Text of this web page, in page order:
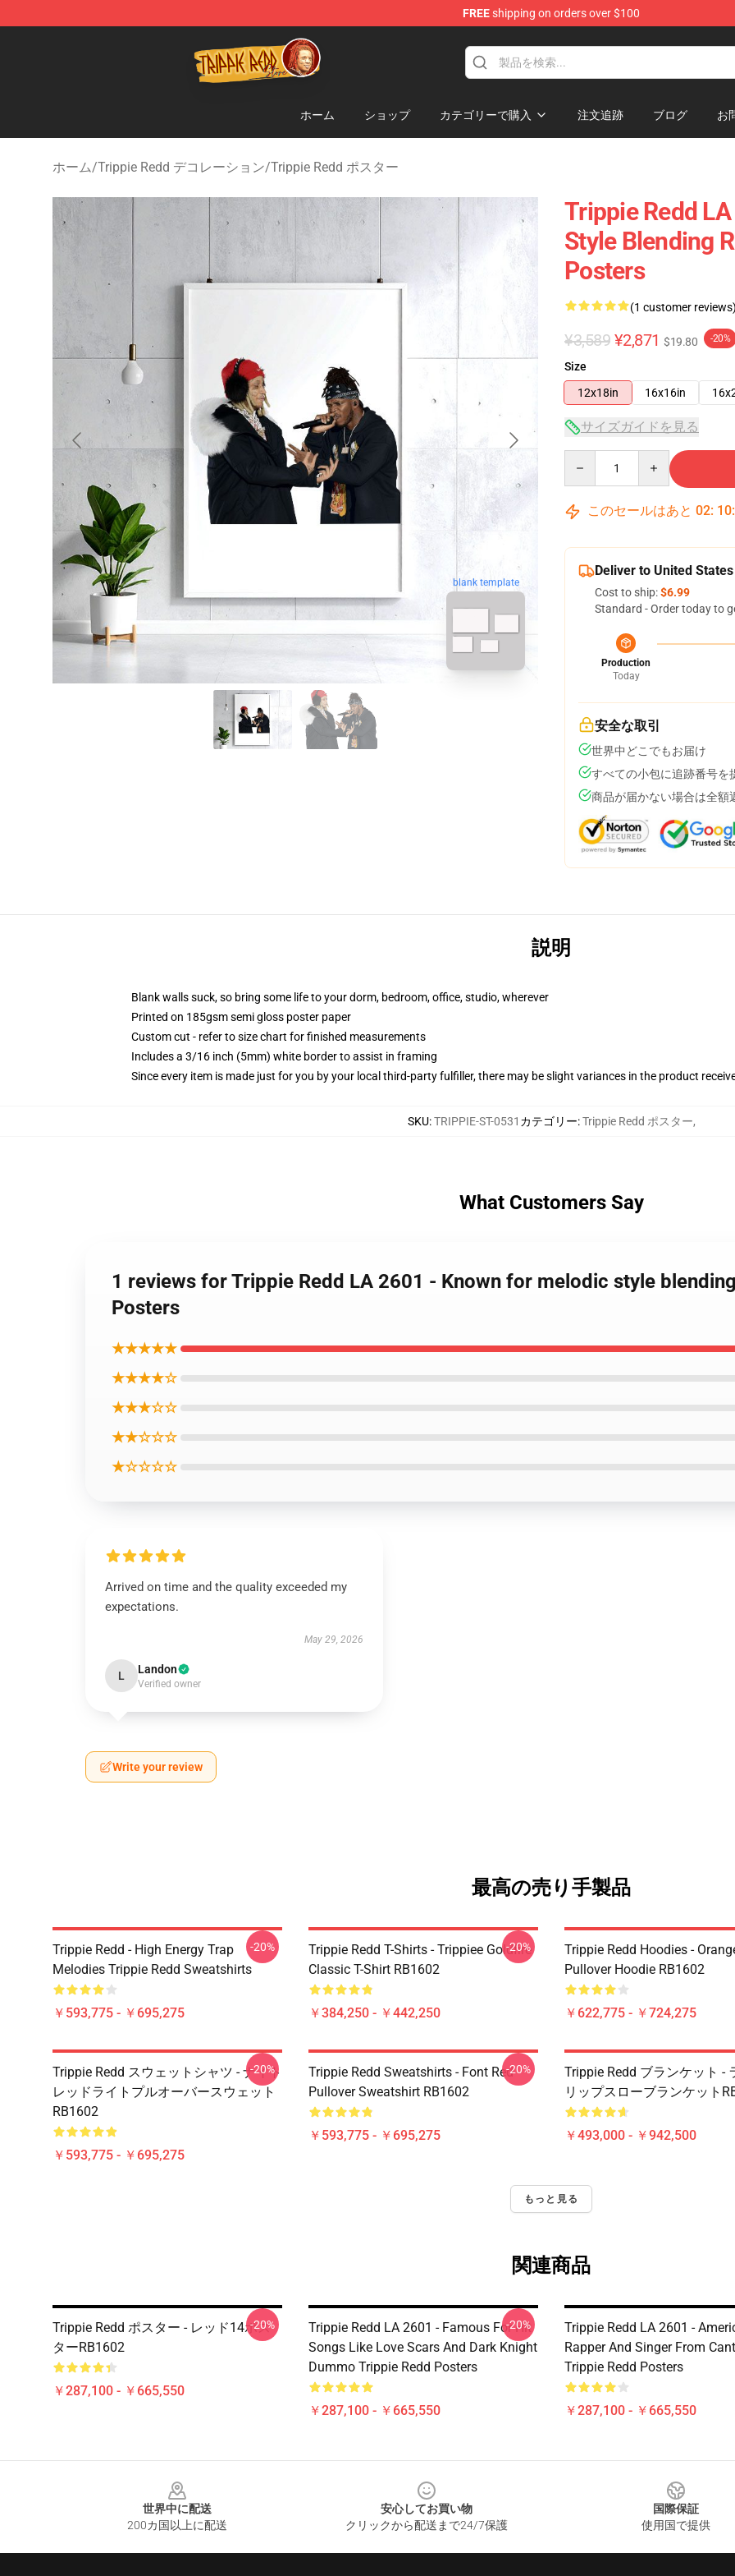
FREEshipping on orders over $100
Trippie Redd Store - Official Trippie Redd Merchandise Shop
ホーム ショップ カテゴリーで購入 注文追跡 ブログ お
ホーム/Trippie Redd デコレーション/Trippie Redd ポスター
blank template
Trippie Redd
Style Blending
Posters
(1 customer reviews)
¥3,589 ¥2,871 $19.80 -20%
Size
12x18in
16x16in
サイズガイドを見る
このセールはあと 02: 10:
Deliver to United States
Cost to ship:$6.99
Standard - Order today to
Production
Today
安全な取引
世界中どこでもお届け
すべての小包に追跡番号を
商品が届かない場合は全額
説明
Blank walls suck, so bring some life to your dorm, bedroom, office, studio, wherever
Printed on 185gsm semi gloss poster paper
Custom cut - refer to size chart for finished measurements
Includes a 3/16 inch (5mm) white border to assist in framing
Since every item is made just for you by your local third-party fulfiller, there may be slight variances in the product
SKU:TRIPPIE-ST-0531 カテゴリー:Trippie Redd ポスター,
What Customers Say
1 reviews for Trippie Redd LA 2601 - Known for melodic style
Posters
★★★★★
★★★★☆
★★★☆☆
★★☆☆☆
★☆☆☆☆
Arrived on time and the quality exceeded my
expectations.
May 29, 2026
L Landon
Verified owner
Write your review
最高の売り手製品
Trippie Redd - High Energy Trap
Melodies Trippie Redd Sweatshirts
￥593,775 - ￥695,275
-20%
Trippie Redd T-Shirts - Trippiee Goldfire
Classic T-Shirt RB1602
￥384,250 - ￥442,250
-20%
Trippie Redd Hoodies -
Pullover Hoodie RB1602
￥622,775 - ￥724,275
Trippie Redd スウェットシャツ - ナイト
レッドライトプルオーバースウェット
RB1602
￥593,775 - ￥695,275
-20%
Trippie Redd Sweatshirts - Font Red
Pullover Sweatshirt RB1602
￥593,775 - ￥695,275
-20%
Trippie Redd ブランケット -
リップスローブランケット
￥493,000 - ￥942,500
もっと見る
関連商品
Trippie Redd ポスター - レッド14ポス
ターRB1602
￥287,100 - ￥665,550
-20%
Trippie Redd LA 2601 - Famous For Hit
Songs Like Love Scars And Dark Knight
Dummo Trippie Redd Posters
￥287,100 - ￥665,550
-20%
Trippie Redd LA 2601 -
Rapper And Singer From
Trippie Redd Posters
￥287,100 - ￥665,550
世界中に配送
200カ国以上に配送
安心してお買い物
クリックから配送まで24/7保護
国際保証
使用国で提供